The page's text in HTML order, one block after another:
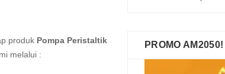
produk Pompa Peristaltik
melalui :
PROMO AM2050!